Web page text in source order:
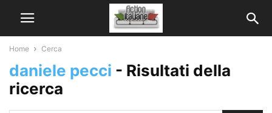
Home Cerca
daniele pecci - Risultati della
ricerca